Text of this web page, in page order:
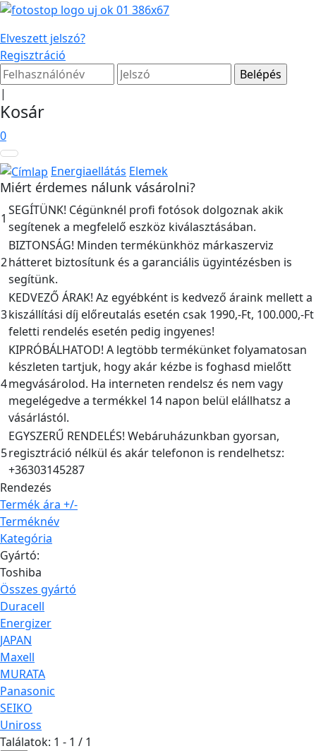
Elveszett jelszó?
Regisztráció
|
Kosár
0
Energiaellátás Elemek
Miért érdemes nálunk vásárolni?
1
SEGÍTÜNK! Cégünknél profi fotósok dolgoznak akik
segítenek a megfelelő eszköz kiválasztásában.
2
BIZTONSÁG! Minden termékünkhöz márkaszerviz
hátteret biztosítunk és a garanciális ügyintézésben is
segítünk.
3
KEDVEZŐ ÁRAK! Az egyébként is kedvező áraink mellett a
kiszállítási díj előreutalás esetén csak 1990,-Ft, 100.000,-Ft
feletti rendelés esetén pedig ingyenes!
4
KIPRÓBÁLHATOD! A legtöbb termékünket folyamatosan
készleten tartjuk, hogy akár kézbe is foghasd mielőtt
megvásárolod. Ha interneten rendelsz és nem vagy
megelégedve a termékkel 14 napon belül elállhatsz a
vásárlástól.
5
EGYSZERŰ RENDELÉS! Webáruházunkban gyorsan,
regisztráció nélkül és akár telefonon is rendelhetsz:
+36303145287
Rendezés
Termék ára +/-
Terméknév
Kategória
Gyártó:
Toshiba
Összes gyártó
Duracell
Energizer
JAPAN
Maxell
MURATA
Panasonic
SEIKO
Uniross
Találatok: 1 - 1 / 1